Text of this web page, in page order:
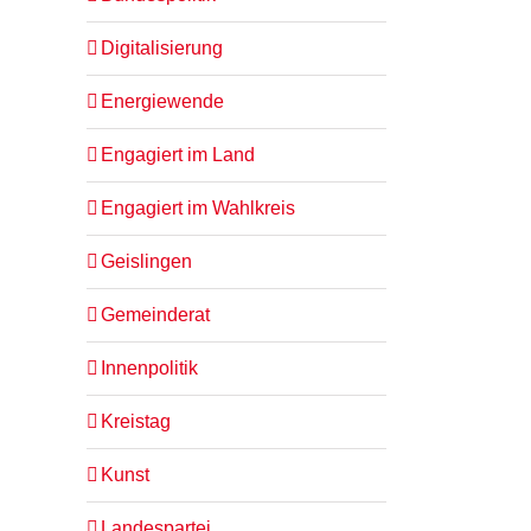
Digitalisierung
Energiewende
Engagiert im Land
Engagiert im Wahlkreis
Geislingen
Gemeinderat
Innenpolitik
Kreistag
Kunst